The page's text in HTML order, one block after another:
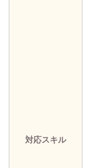
対応スキル